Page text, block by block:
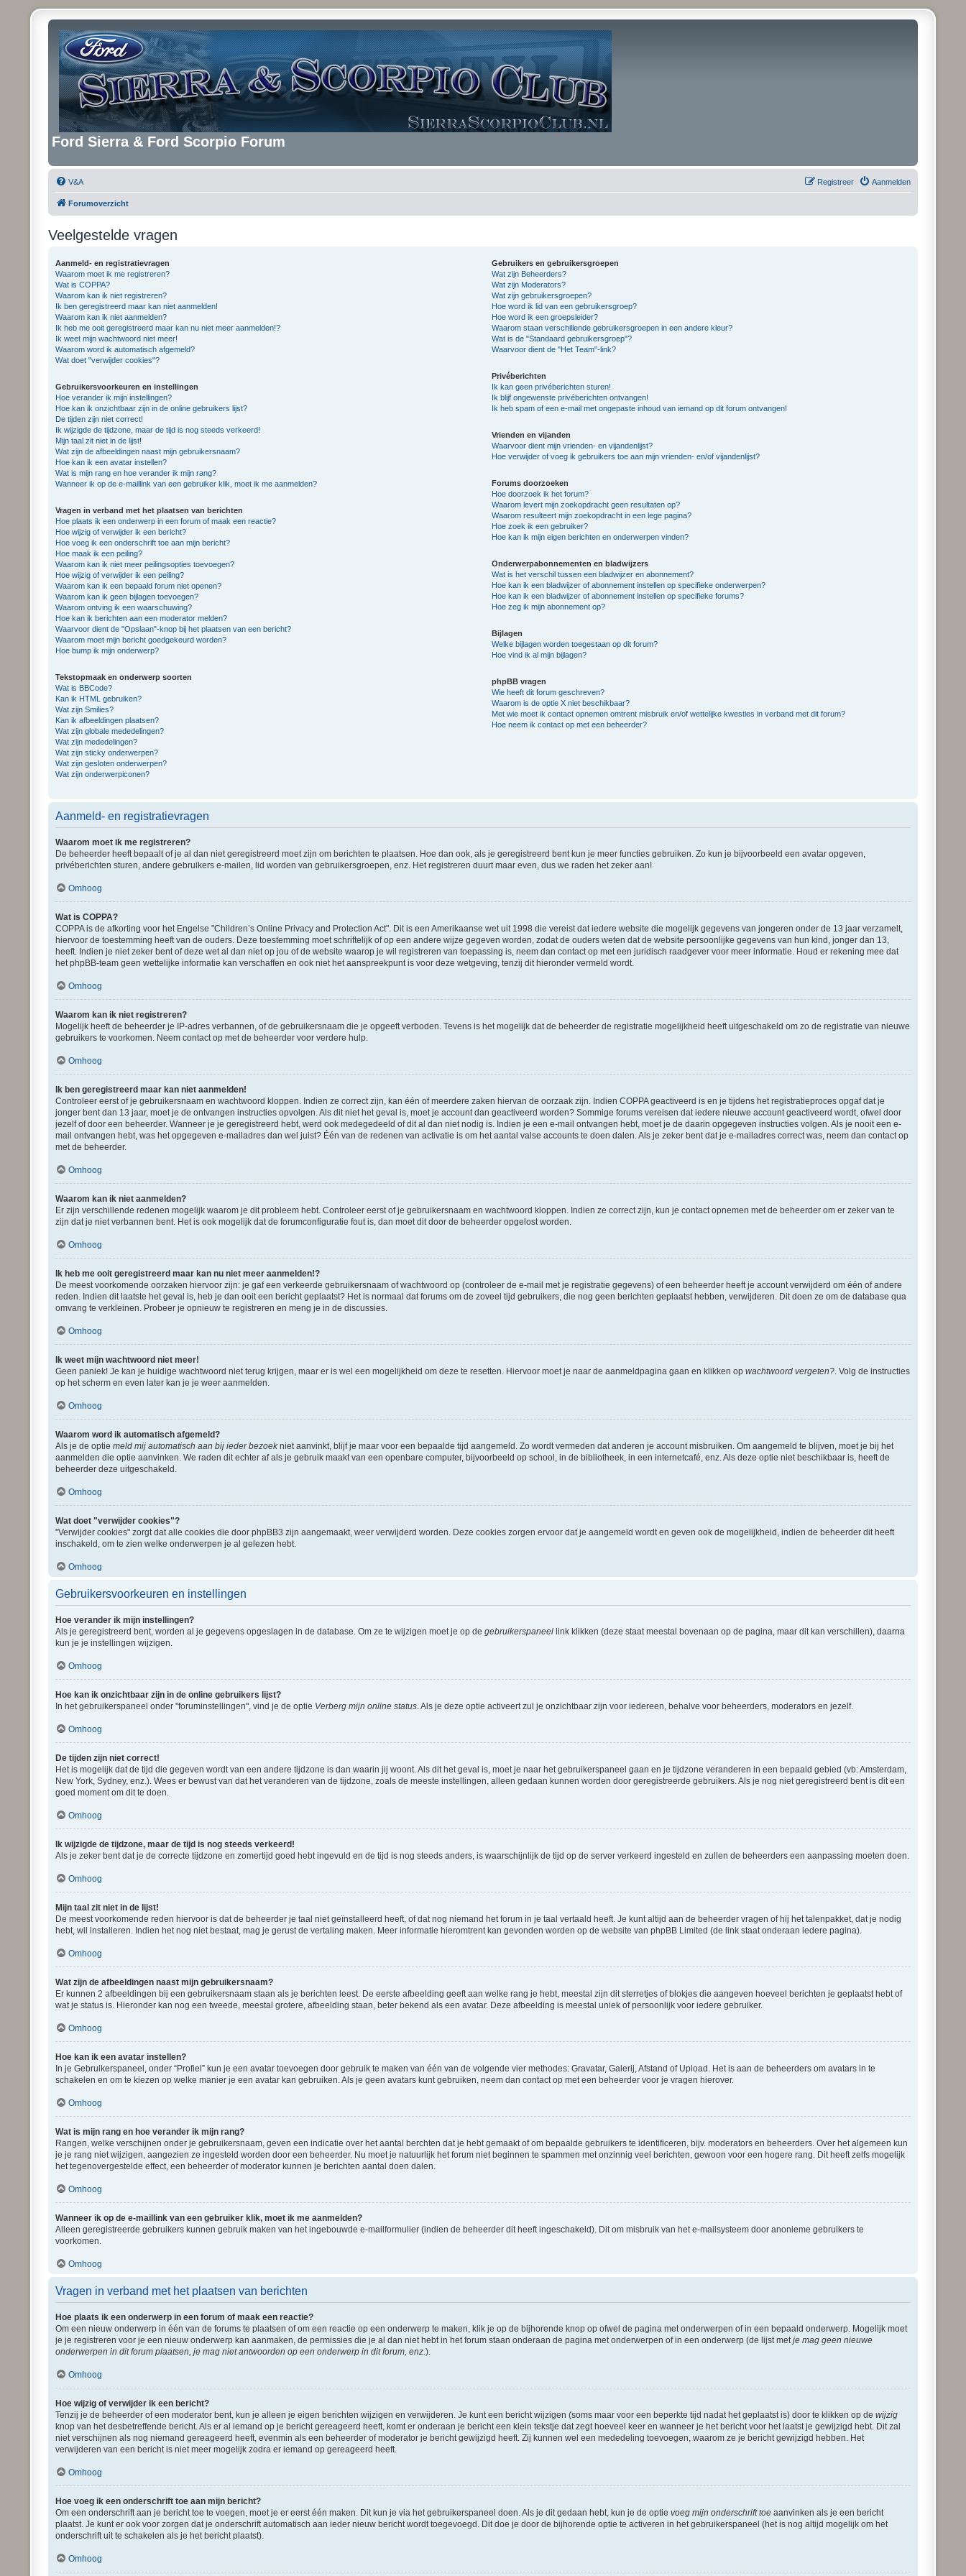
Ford Sierra & Ford Scorpio Forum
V&A Aanmelden
Registreer
Forumoverzicht
Veelgestelde vragen
Aanmeld- en registratievragen
Waarom moet ik me registreren?
Wat is COPPA?
Waarom kan ik niet registreren?
Ik ben geregistreerd maar kan niet aanmelden!
Waarom kan ik niet aanmelden?
Ik heb me ooit geregistreerd maar kan nu niet meer aanmelden!?
Ik weet mijn wachtwoord niet meer!
Waarom word ik automatisch afgemeld?
Wat doet "verwijder cookies"?
Gebruikersvoorkeuren en instellingen
Hoe verander ik mijn instellingen?
Hoe kan ik onzichtbaar zijn in de online gebruikers lijst?
De tijden zijn niet correct!
Ik wijzigde de tijdzone, maar de tijd is nog steeds verkeerd!
Mijn taal zit niet in de lijst!
Wat zijn de afbeeldingen naast mijn gebruikersnaam?
Hoe kan ik een avatar instellen?
Wat is mijn rang en hoe verander ik mijn rang?
Wanneer ik op de e-maillink van een gebruiker klik, moet ik me aanmelden?
Vragen in verband met het plaatsen van berichten
Hoe plaats ik een onderwerp in een forum of maak een reactie?
Hoe wijzig of verwijder ik een bericht?
Hoe voeg ik een onderschrift toe aan mijn bericht?
Hoe maak ik een peiling?
Waarom kan ik niet meer peilingsopties toevoegen?
Hoe wijzig of verwijder ik een peiling?
Waarom kan ik een bepaald forum niet openen?
Waarom kan ik geen bijlagen toevoegen?
Waarom ontving ik een waarschuwing?
Hoe kan ik berichten aan een moderator melden?
Waarvoor dient de "Opslaan"-knop bij het plaatsen van een bericht?
Waarom moet mijn bericht goedgekeurd worden?
Hoe bump ik mijn onderwerp?
Tekstopmaak en onderwerp soorten
Wat is BBCode?
Kan ik HTML gebruiken?
Wat zijn Smilies?
Kan ik afbeeldingen plaatsen?
Wat zijn globale mededelingen?
Wat zijn mededelingen?
Wat zijn sticky onderwerpen?
Wat zijn gesloten onderwerpen?
Wat zijn onderwerpiconen?
Gebruikers en gebruikersgroepen
Wat zijn Beheerders?
Wat zijn Moderators?
Wat zijn gebruikersgroepen?
Hoe word ik lid van een gebruikersgroep?
Hoe word ik een groepsleider?
Waarom staan verschillende gebruikersgroepen in een andere kleur?
Wat is de "Standaard gebruikersgroep"?
Waarvoor dient de "Het Team"-link?
Privéberichten
Ik kan geen privéberichten sturen!
Ik blijf ongewenste privéberichten ontvangen!
Ik heb spam of een e-mail met ongepaste inhoud van iemand op dit forum ontvangen!
Vrienden en vijanden
Waarvoor dient mijn vrienden- en vijandenlijst?
Hoe verwijder of voeg ik gebruikers toe aan mijn vrienden- en/of vijandenlijst?
Forums doorzoeken
Hoe doorzoek ik het forum?
Waarom levert mijn zoekopdracht geen resultaten op?
Waarom resulteert mijn zoekopdracht in een lege pagina?
Hoe zoek ik een gebruiker?
Hoe kan ik mijn eigen berichten en onderwerpen vinden?
Onderwerpabonnementen en bladwijzers
Wat is het verschil tussen een bladwijzer en abonnement?
Hoe kan ik een bladwijzer of abonnement instellen op specifieke onderwerpen?
Hoe kan ik een bladwijzer of abonnement instellen op specifieke forums?
Hoe zeg ik mijn abonnement op?
Bijlagen
Welke bijlagen worden toegestaan op dit forum?
Hoe vind ik al mijn bijlagen?
phpBB vragen
Wie heeft dit forum geschreven?
Waarom is de optie X niet beschikbaar?
Met wie moet ik contact opnemen omtrent misbruik en/of wettelijke kwesties in verband met dit forum?
Hoe neem ik contact op met een beheerder?
Aanmeld- en registratievragen
Waarom moet ik me registreren?
De beheerder heeft bepaalt of je al dan niet geregistreerd moet zijn om berichten te plaatsen. Hoe dan ook, als je geregistreerd bent kun je meer functies gebruiken. Zo kun je bijvoorbeeld een avatar opgeven,
privéberichten sturen, andere gebruikers e-mailen, lid worden van gebruikersgroepen, enz. Het registreren duurt maar even, dus we raden het zeker aan!
Omhoog
Wat is COPPA?
COPPA is de afkorting voor het Engelse "Children’s Online Privacy and Protection Act". Dit is een Amerikaanse wet uit 1998 die vereist dat iedere website die mogelijk gegevens van jongeren onder de 13 jaar verzamelt,
hiervoor de toestemming heeft van de ouders. Deze toestemming moet schriftelijk of op een andere wijze gegeven worden, zodat de ouders weten dat de website persoonlijke gegevens van hun kind, jonger dan 13,
heeft. Indien je niet zeker bent of deze wet al dan niet op jou of de website waarop je wil registreren van toepassing is, neem dan contact op met een juridisch raadgever voor meer informatie. Houd er rekening mee dat
het phpBB-team geen wettelijke informatie kan verschaffen en ook niet het aanspreekpunt is voor deze wetgeving, tenzij dit hieronder vermeld wordt.
Omhoog
Waarom kan ik niet registreren?
Mogelijk heeft de beheerder je IP-adres verbannen, of de gebruikersnaam die je opgeeft verboden. Tevens is het mogelijk dat de beheerder de registratie mogelijkheid heeft uitgeschakeld om zo de registratie van nieuwe
gebruikers te voorkomen. Neem contact op met de beheerder voor verdere hulp.
Omhoog
Ik ben geregistreerd maar kan niet aanmelden!
Controleer eerst of je gebruikersnaam en wachtwoord kloppen. Indien ze correct zijn, kan één of meerdere zaken hiervan de oorzaak zijn. Indien COPPA geactiveerd is en je tijdens het registratieproces opgaf dat je
jonger bent dan 13 jaar, moet je de ontvangen instructies opvolgen. Als dit niet het geval is, moet je account dan geactiveerd worden? Sommige forums vereisen dat iedere nieuwe account geactiveerd wordt, ofwel door
jezelf of door een beheerder. Wanneer je je geregistreerd hebt, werd ook medegedeeld of dit al dan niet nodig is. Indien je een e-mail ontvangen hebt, moet je de daarin opgegeven instructies volgen. Als je nooit een e-
mail ontvangen hebt, was het opgegeven e-mailadres dan wel juist? Één van de redenen van activatie is om het aantal valse accounts te doen dalen. Als je zeker bent dat je e-mailadres correct was, neem dan contact op
met de beheerder.
Omhoog
Waarom kan ik niet aanmelden?
Er zijn verschillende redenen mogelijk waarom je dit probleem hebt. Controleer eerst of je gebruikersnaam en wachtwoord kloppen. Indien ze correct zijn, kun je contact opnemen met de beheerder om er zeker van te
zijn dat je niet verbannen bent. Het is ook mogelijk dat de forumconfiguratie fout is, dan moet dit door de beheerder opgelost worden.
Omhoog
Ik heb me ooit geregistreerd maar kan nu niet meer aanmelden!?
De meest voorkomende oorzaken hiervoor zijn: je gaf een verkeerde gebruikersnaam of wachtwoord op (controleer de e-mail met je registratie gegevens) of een beheerder heeft je account verwijderd om één of andere
reden. Indien dit laatste het geval is, heb je dan ooit een bericht geplaatst? Het is normaal dat forums om de zoveel tijd gebruikers, die nog geen berichten geplaatst hebben, verwijderen. Dit doen ze om de database qua
omvang te verkleinen. Probeer je opnieuw te registreren en meng je in de discussies.
Omhoog
Ik weet mijn wachtwoord niet meer!
Geen paniek! Je kan je huidige wachtwoord niet terug krijgen, maar er is wel een mogelijkheid om deze te resetten. Hiervoor moet je naar de aanmeldpagina gaan en klikken opwachtwoord vergeten? . Volg de instructies
op het scherm en even later kan je je weer aanmelden.
Omhoog
Waarom word ik automatisch afgemeld?
Als je de optiemeld mij automatisch aan bij ieder bezoekniet aanvinkt, blijf je maar voor een bepaalde tijd aangemeld. Zo wordt vermeden dat anderen je account misbruiken. Om aangemeld te blijven, moet je bij het
aanmelden die optie aanvinken. We raden dit echter af als je gebruik maakt van een openbare computer, bijvoorbeeld op school, in de bibliotheek, in een internetcafé, enz. Als deze optie niet beschikbaar is, heeft de
beheerder deze uitgeschakeld.
Omhoog
Wat doet "verwijder cookies"?
"Verwijder cookies" zorgt dat alle cookies die door phpBB3 zijn aangemaakt, weer verwijderd worden. Deze cookies zorgen ervoor dat je aangemeld wordt en geven ook de mogelijkheid, indien de beheerder dit heeft
inschakeld, om te zien welke onderwerpen je al gelezen hebt.
Omhoog
Gebruikersvoorkeuren en instellingen
Hoe verander ik mijn instellingen?
Als je geregistreerd bent, worden al je gegevens opgeslagen in de database. Om ze te wijzigen moet je op degebruikerspaneel link klikken (deze staat meestal bovenaan op de pagina, maar dit kan verschillen), daarna
kun je je instellingen wijzigen.
Omhoog
Hoe kan ik onzichtbaar zijn in de online gebruikers lijst?
In het gebruikerspaneel onder "foruminstellingen", vind je de optie Verberg mijn online status . Als je deze optie activeert zul je onzichtbaar zijn voor iedereen, behalve voor beheerders, moderators en jezelf.
Omhoog
De tijden zijn niet correct!
Het is mogelijk dat de tijd die gegeven wordt van een andere tijdzone is dan waarin jij woont. Als dit het geval is, moet je naar het gebruikerspaneel gaan en je tijdzone veranderen in een bepaald gebied (vb: Amsterdam,
New York, Sydney, enz.). Wees er bewust van dat het veranderen van de tijdzone, zoals de meeste instellingen, alleen gedaan kunnen worden door geregistreerde gebruikers. Als je nog niet geregistreerd bent is dit een
goed moment om dit te doen.
Omhoog
Ik wijzigde de tijdzone, maar de tijd is nog steeds verkeerd!
Als je zeker bent dat je de correcte tijdzone en zomertijd goed hebt ingevuld en de tijd is nog steeds anders, is waarschijnlijk de tijd op de server verkeerd ingesteld en zullen de beheerders een aanpassing moeten doen.
Omhoog
Mijn taal zit niet in de lijst!
De meest voorkomende reden hiervoor is dat de beheerder je taal niet geïnstalleerd heeft, of dat nog niemand het forum in je taal vertaald heeft. Je kunt altijd aan de beheerder vragen of hij het talenpakket, dat je nodig
hebt, wil installeren. Indien het nog niet bestaat, mag je gerust de vertaling maken. Meer informatie hieromtrent kan gevonden worden op de website van phpBB Limited (de link staat onderaan iedere pagina).
Omhoog
Wat zijn de afbeeldingen naast mijn gebruikersnaam?
Er kunnen 2 afbeeldingen bij een gebruikersnaam staan als je berichten leest. De eerste afbeelding geeft aan welke rang je hebt, meestal zijn dit sterretjes of blokjes die aangeven hoeveel berichten je geplaatst hebt of
wat je status is. Hieronder kan nog een tweede, meestal grotere, afbeelding staan, beter bekend als een avatar. Deze afbeelding is meestal uniek of persoonlijk voor iedere gebruiker.
Omhoog
Hoe kan ik een avatar instellen?
In je Gebruikerspaneel, onder “Profiel” kun je een avatar toevoegen door gebruik te maken van één van de volgende vier methodes: Gravatar, Galerij, Afstand of Upload. Het is aan de beheerders om avatars in te
schakelen en om te kiezen op welke manier je een avatar kan gebruiken. Als je geen avatars kunt gebruiken, neem dan contact op met een beheerder voor je vragen hierover.
Omhoog
Wat is mijn rang en hoe verander ik mijn rang?
Rangen, welke verschijnen onder je gebruikersnaam, geven een indicatie over het aantal berchten dat je hebt gemaakt of om bepaalde gebruikers te identificeren, bijv. moderators en beheerders. Over het algemeen kun
je je rang niet wijzigen, aangezien ze ingesteld worden door een beheerder. Nu moet je natuurlijk het forum niet beginnen te spammen met onzinnig veel berichten, gewoon voor een hogere rang. Dit heeft zelfs mogelijk
het tegenovergestelde effect, een beheerder of moderator kunnen je berichten aantal doen dalen.
Omhoog
Wanneer ik op de e-maillink van een gebruiker klik, moet ik me aanmelden?
Alleen geregistreerde gebruikers kunnen gebruik maken van het ingebouwde e-mailformulier (indien de beheerder dit heeft ingeschakeld). Dit om misbruik van het e-mailsysteem door anonieme gebruikers te
voorkomen.
Omhoog
Vragen in verband met het plaatsen van berichten
Hoe plaats ik een onderwerp in een forum of maak een reactie?
Om een nieuw onderwerp in één van de forums te plaatsen of om een reactie op een onderwerp te maken, klik je op de bijhorende knop op ofwel de pagina met onderwerpen of in een bepaald onderwerp. Mogelijk moet
je je registreren voor je een nieuw onderwerp kan aanmaken, de permissies die je al dan niet hebt in het forum staan onderaan de pagina met onderwerpen of in een onderwerp (de lijst metje mag geen nieuwe
onderwerpen in dit forum plaatsen, je mag niet antwoorden op een onderwerp in dit forum, enz.).
Omhoog
Hoe wijzig of verwijder ik een bericht?
Tenzij je de beheerder of een moderator bent, kun je alleen je eigen berichten wijzigen en verwijderen. Je kunt een bericht wijzigen (soms maar voor een beperkte tijd nadat het geplaatst is) door te klikken op dewijzig
knop van het desbetreffende bericht. Als er al iemand op je bericht gereageerd heeft, komt er onderaan je bericht een klein tekstje dat zegt hoeveel keer en wanneer je het bericht voor het laatst je gewijzigd hebt. Dit zal
niet verschijnen als nog niemand gereageerd heeft, evenmin als een beheerder of moderator je bericht gewijzigd heeft. Zij kunnen wel een mededeling toevoegen, waarom ze je bericht gewijzigd hebben. Het
verwijderen van een bericht is niet meer mogelijk zodra er iemand op gereageerd heeft.
Omhoog
Hoe voeg ik een onderschrift toe aan mijn bericht?
Om een onderschrift aan je bericht toe te voegen, moet je er eerst één maken. Dit kun je via het gebruikerspaneel doen. Als je dit gedaan hebt, kun je de optievoeg mijn onderschrift toe aanvinken als je een bericht
plaatst. Je kunt er ook voor zorgen dat je onderschrift automatisch aan ieder nieuw bericht wordt toegevoegd. Dit doe je door de bijhorende optie te activeren in het gebruikerspaneel (het is nog altijd mogelijk om het
onderschrift uit te schakelen als je het bericht plaatst).
Omhoog